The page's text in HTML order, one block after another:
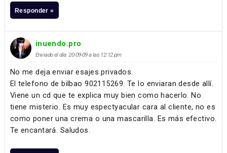
Responder »
inuendo.pro
Enviado el día: 20-09-09 a las 12:12 pm
No me deja enviar esajes privados.
El telefono de bilbao 902115269. Te lo enviaran desde allí.
Viene un cd que te explica muy bien como hacerlo. No
tiene misterio. Es muy espectyacular cara al cliente, no es
como poner una crema o una mascarilla. Es más efectivo.
Te encantará. Saludos.